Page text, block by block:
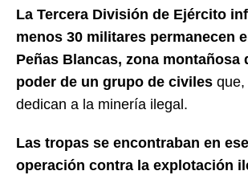
La Tercera División de Ejército
menos 30 militares permanecen
Peñas Blancas, zona montañosa
poder de un grupo de civiles que,
dedican a la minería ilegal.
Las tropas se encontraban en
operación contra la explotación